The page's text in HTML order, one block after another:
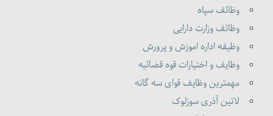
وظائف سپاه
وظائف وزارت دارایی
وظیفه اداره اموزش و پرورش
وظایف و اختیارات قوه قضائیه
مهمترین وظایف قوای سه گانه
لاتین آذری سوزلوک